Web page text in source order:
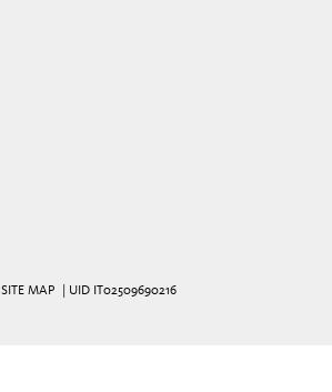
SITE MAP | UID IT02509690216